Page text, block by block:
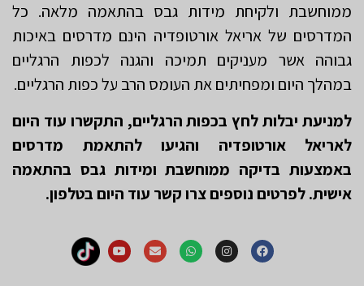
ממוחשבת ולקיחת מידות גבס בהתאמה מלאה. כל
המדרסים של אריאל אורטופדיה הינם מדרסים באיכות
גבוהה אשר מעניקים תמיכה והגנה לכפות הרגליים
במהלך היום ומפחיתים את העומס הרב על כפות הרגליים.
למניעת יבלות לחץ בכפות הרגליים, התקשרו עוד היום
לאריאל אורטופדיה והגיעו להתאמת מדרסים
באמצעות בדיקה ממוחשבת ומידות גבס בהתאמה
אישית. לפרטים נוספים צרו קשר עוד היום בטלפון.